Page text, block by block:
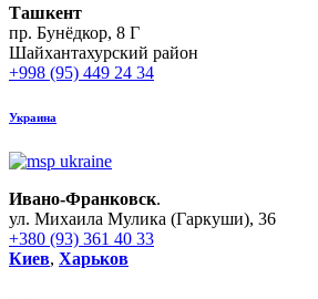
Ташкент
пр. Бунёдкор, 8 Г
Шайхантахурский район
+998 (95) 449 24 34
Украина
Ивано-Франковск.
ул. Михаила Мулика (Гаркуши), 36
+380 (93) 361 40 33
Киев, Харьков